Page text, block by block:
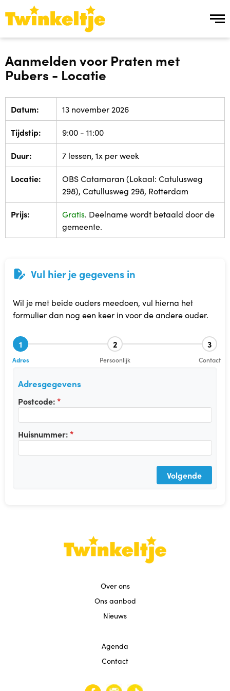
Over ons
Team Twinkeltje
Manier van werken
Werken bij
Ons aanbod
Dreumestijd
Peuter in Zicht
Speel & Verbind® (invest in play)
Omgaan met pubers
Praten met Pubers
Opvoeden in een wereld vol apps en schermen
Aanmelden voor Praten met
Pubers - Locatie
Datum: 13 november 2026
Tijdstip: 9:00 - 11:00
Duur: 7 lessen, 1x per week
Locatie:
OBS Catamaran (Lokaal: Catulusweg
298), Catullusweg 298, Rotterdam
Prijs: Gratis. Deelname wordt betaald door de
gemeente.
Vul hier je gegevens in
Wil je met beide ouders meedoen, vul hierna het
formulier dan nog een keer in voor de andere ouder.
1
Adres
2
Persoonlijk
3
Contact
Adresgegevens
Postcode:
Huisnummer:
Volgende
Over ons
Ons aanbod
Nieuws
Agenda
Contact